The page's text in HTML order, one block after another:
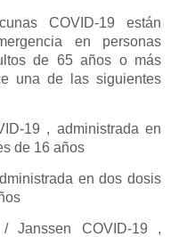
COVID-19 están
en personas
de 65 años o más
una de las siguientes
19 , administrada en
de 16 años
en dos dosis
Janssen COVID-19 ,